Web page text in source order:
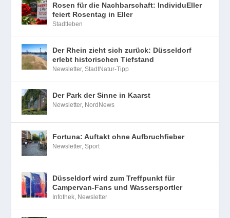
Rosen für die Nachbarschaft: IndividuEller
feiert Rosentag in Eller
Stadtleben
Der Rhein zieht sich zurück: Düsseldorf
erlebt historischen Tiefstand
Newsletter,StadtNatur-Tipp
Der Park der Sinne in Kaarst
Newsletter, NordNews
Fortuna: Auftakt ohne Aufbruchfieber
Newsletter,Sport
Düsseldorf wird zum Treffpunkt für
Campervan-Fans und Wassersportler
Infothek, Newsletter